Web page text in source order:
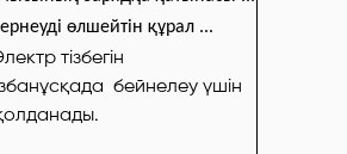
өлшейтін құрал ...
тізбегін
бейнелеу үшін